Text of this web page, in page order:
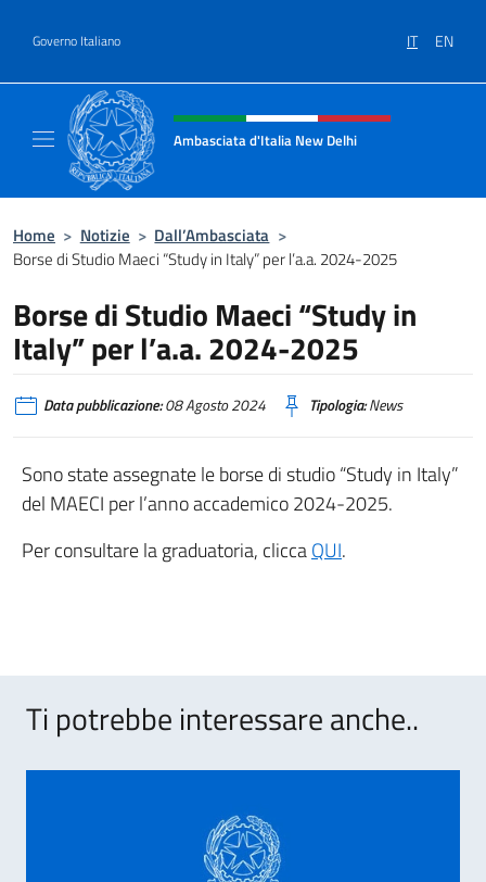
Governo Italiano IT EN
Intestazione sito, social e menù
Ambasciata d'Italia New Delhi
Home > Notizie > Dall’Ambasciata >
Borse di Studio Maeci “Study in Italy” per l’a.a. 2024-2025
Borse di Studio Maeci “Study in
Italy” per l’a.a. 2024-2025
Data pubblicazione:08 Agosto 2024 Tipologia:News
Sono state assegnate le borse di studio “Study in Italy”
del MAECI per l’anno accademico 2024-2025.
Per consultare la graduatoria, cliccaQUI.
Ti potrebbe interessare anche..